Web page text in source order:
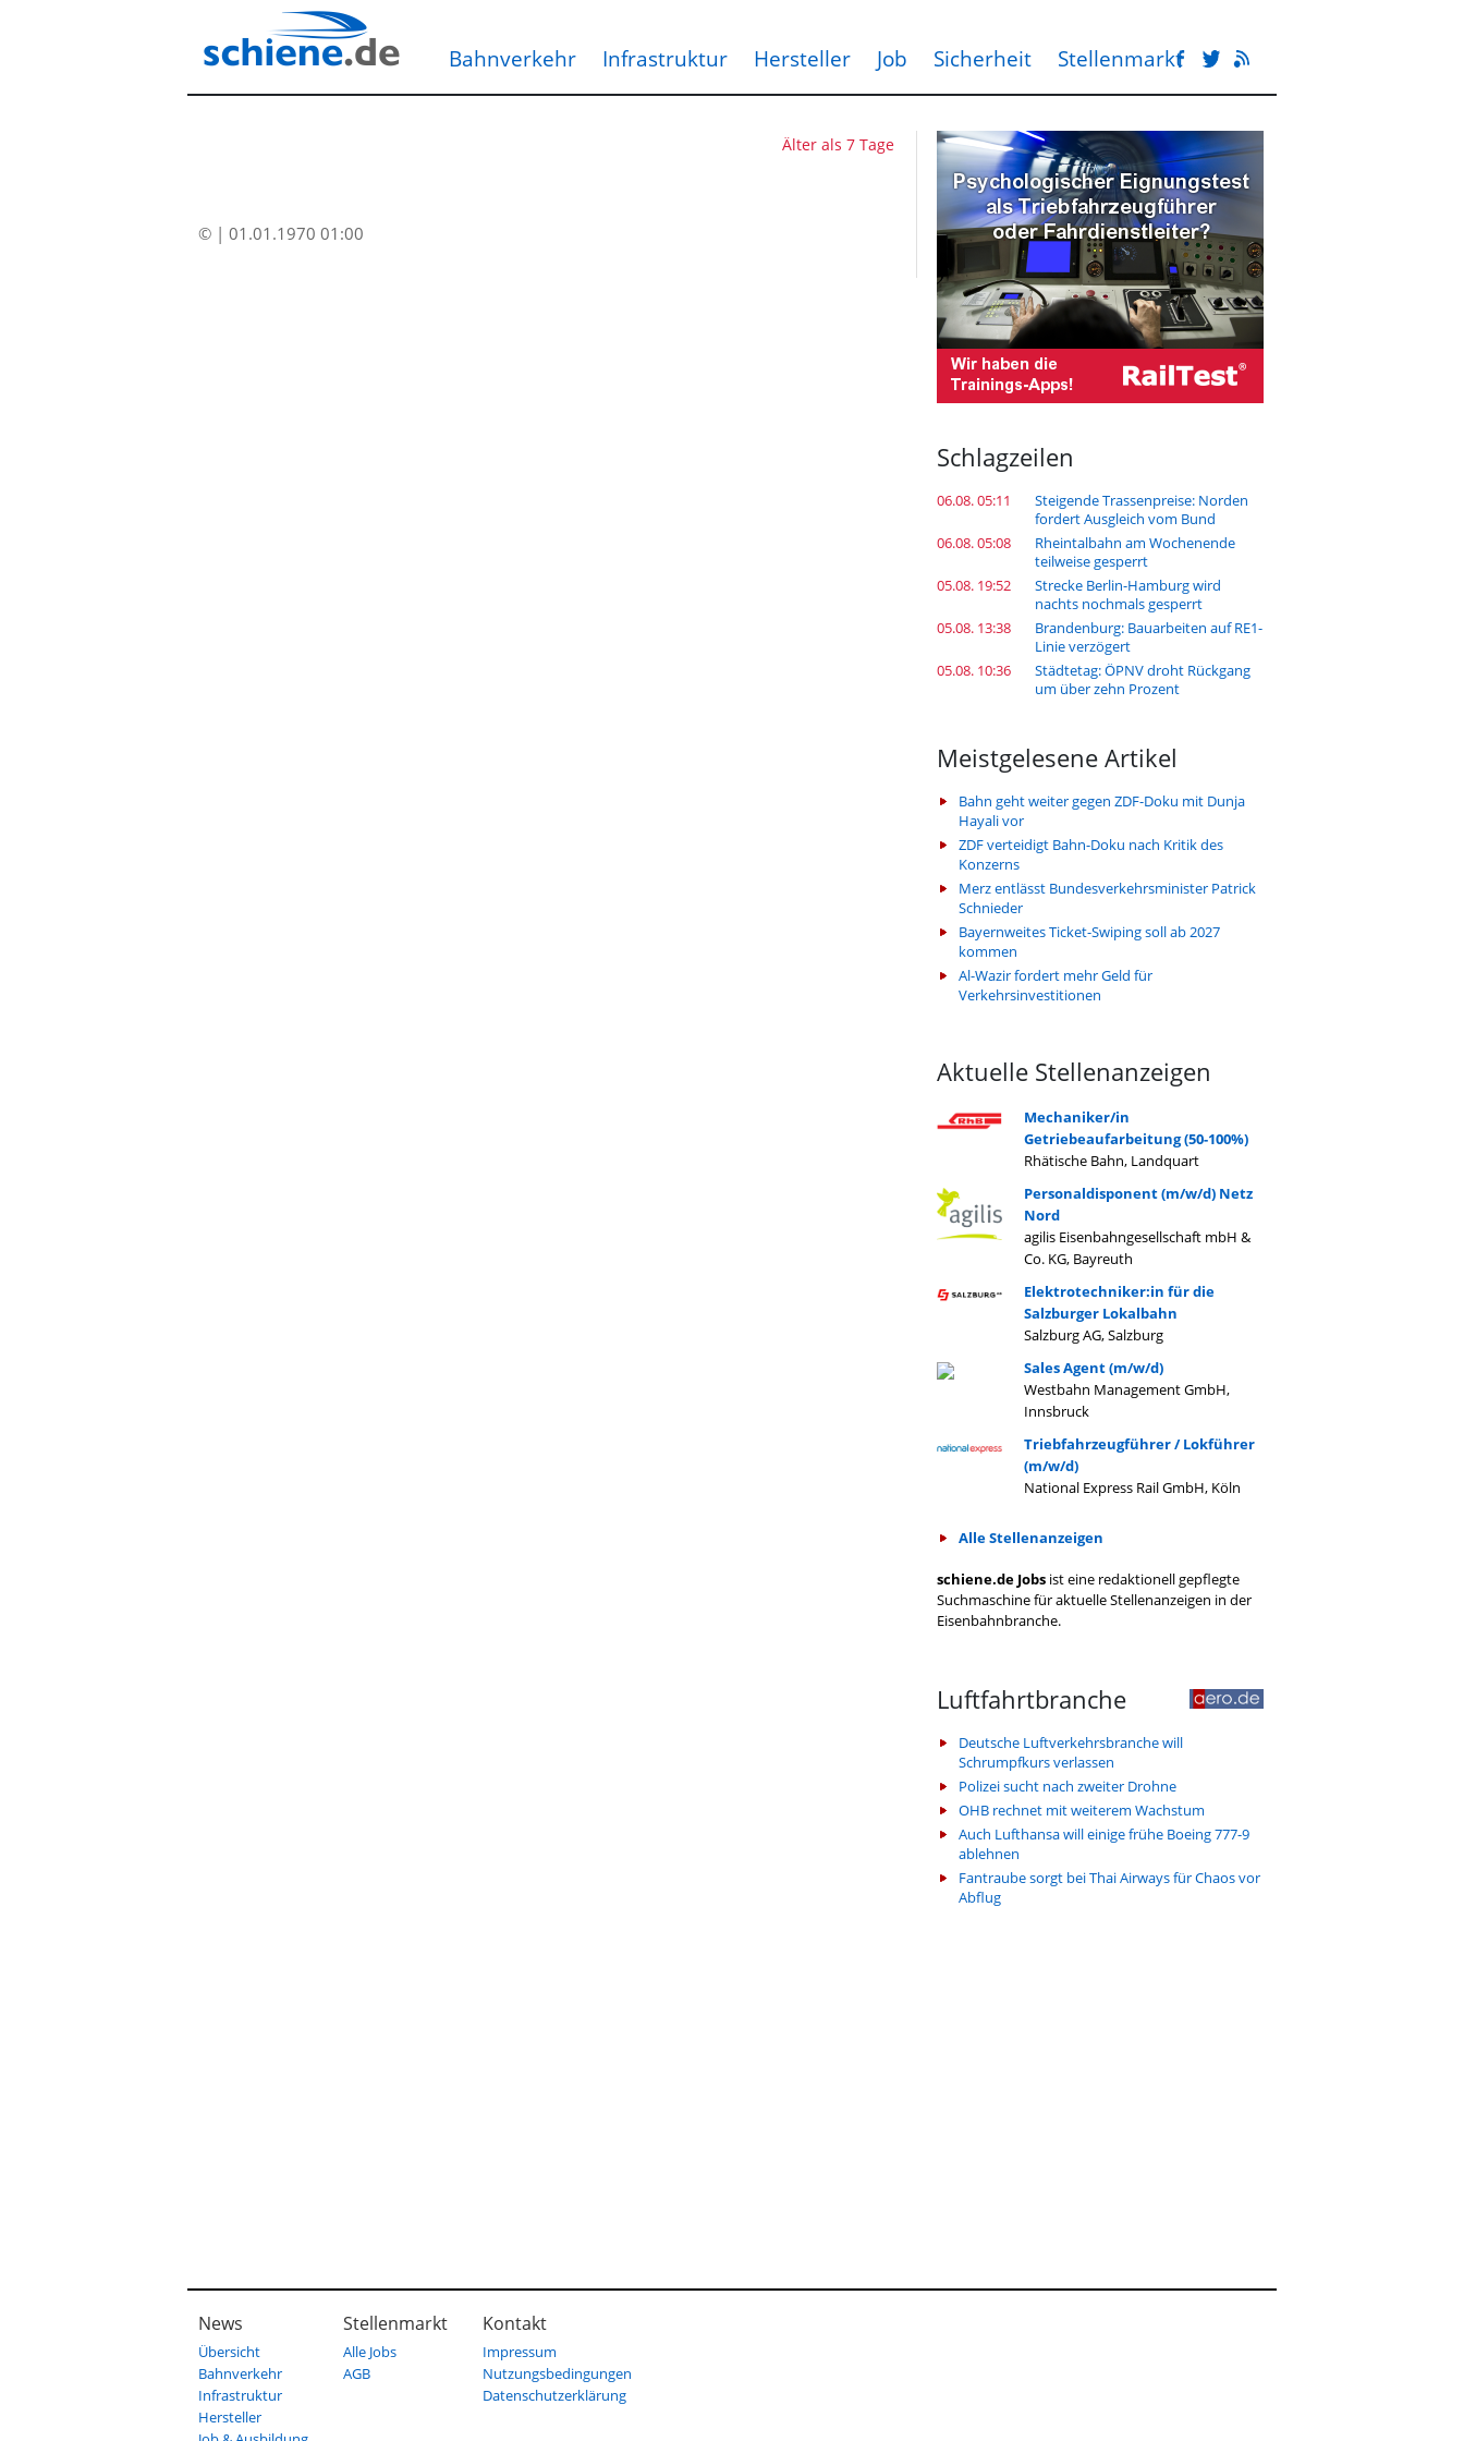
Bahnverkehr Infrastruktur Hersteller Job Sicherheit Stellenmarkt
Älter als 7 Tage
© | 01.01.1970 01:00
Schlagzeilen
06.08. 05:11
Steigende Trassenpreise: Norden
fordert Ausgleich vom Bund
06.08. 05:08
Rheintalbahn am Wochenende
teilweise gesperrt
05.08. 19:52
Strecke Berlin-Hamburg wird
nachts nochmals gesperrt
05.08. 13:38
Brandenburg: Bauarbeiten auf RE1-
Linie verzögert
05.08. 10:36
Städtetag: ÖPNV droht Rückgang
um über zehn Prozent
Meistgelesene Artikel
Bahn geht weiter gegen ZDF-Doku mit Dunja
Hayali vor
ZDF verteidigt Bahn-Doku nach Kritik des
Konzerns
Merz entlässt Bundesverkehrsminister Patrick
Schnieder
Bayernweites Ticket-Swiping soll ab 2027
kommen
Al-Wazir fordert mehr Geld für
Verkehrsinvestitionen
Aktuelle Stellenanzeigen
Mechaniker/in
Getriebeaufarbeitung (50-100%)
Rhätische Bahn, Landquart
Personaldisponent (m/w/d) Netz
Nord
agilis Eisenbahngesellschaft mbH &
Co. KG, Bayreuth
Elektrotechniker:in für die
Salzburger Lokalbahn
Salzburg AG, Salzburg
Sales Agent (m/w/d)
Westbahn Management GmbH,
Innsbruck
Triebfahrzeugführer / Lokführer
(m/w/d)
National Express Rail GmbH, Köln
Alle Stellenanzeigen
schiene.de Jobs ist eine redaktionell gepflegte
Suchmaschine für aktuelle Stellenanzeigen in der
Eisenbahnbranche.
Luftfahrtbranche
Deutsche Luftverkehrsbranche will
Schrumpfkurs verlassen
Polizei sucht nach zweiter Drohne
OHB rechnet mit weiterem Wachstum
Auch Lufthansa will einige frühe Boeing 777-9
ablehnen
Fantraube sorgt bei Thai Airways für Chaos vor
Abflug
News
Übersicht
Bahnverkehr
Infrastruktur
Hersteller
Stellenmarkt
Alle Jobs
AGB
Kontakt
Impressum
Nutzungsbedingungen
Datenschutzerklärung